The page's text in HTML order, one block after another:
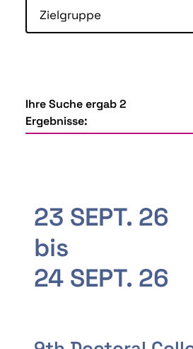
Zielgruppe
Ihre Suche ergab 2
Ergebnisse:
23 SEPT. 26
bis
24 SEPT. 26